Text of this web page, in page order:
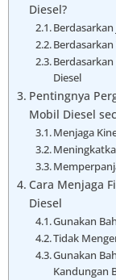
Diesel?
Diesel
Pentingnya
Mobil Diesel
Menjaga
Cara Menjaga
Diesel
Gunakan
Tidak
Gunakan
Kandungan